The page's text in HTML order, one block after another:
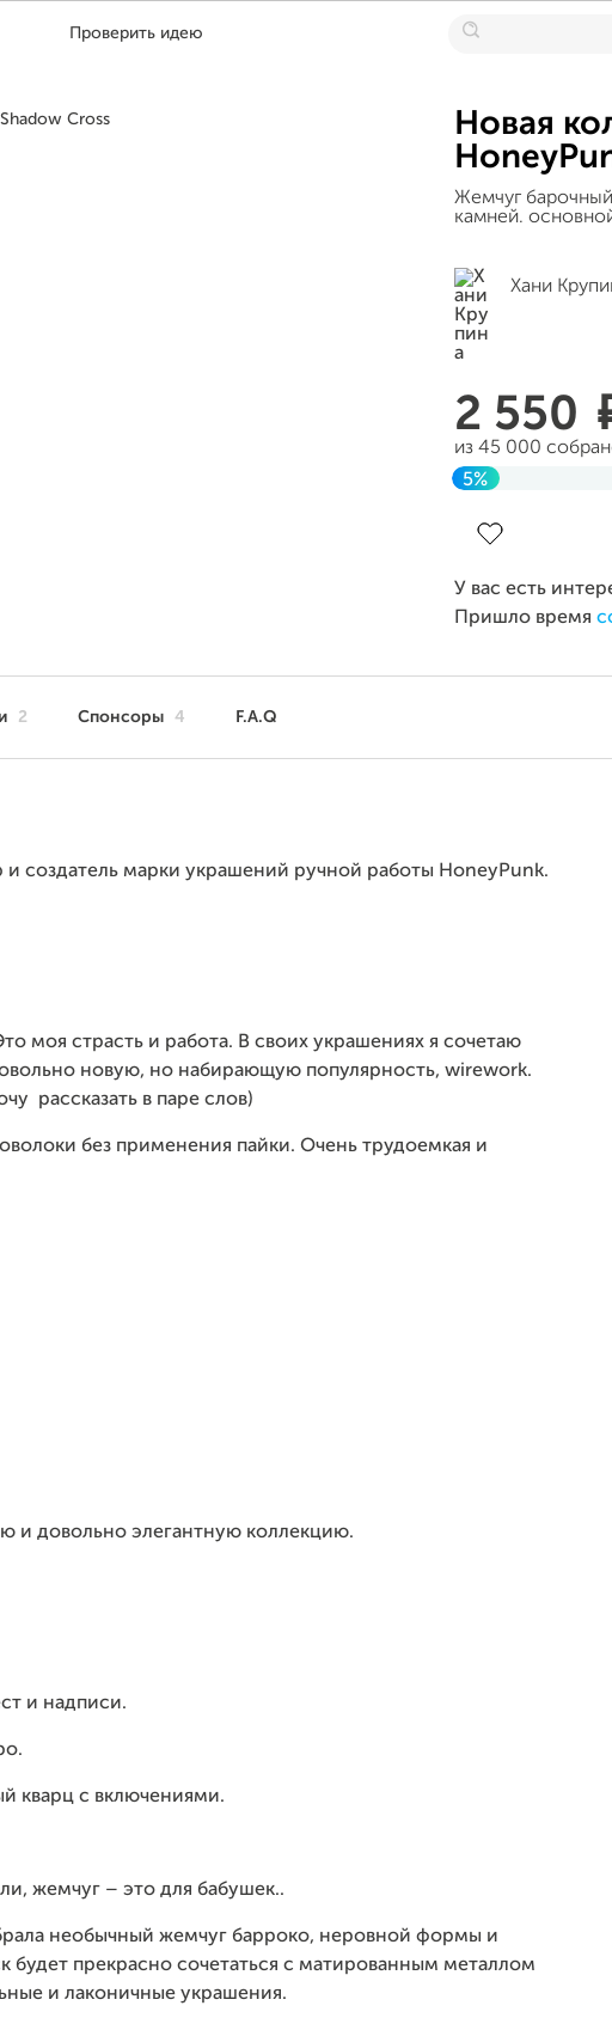
Проверить идею
Новая
Жемчуг
камней.
Хани
2 550
из 45 000
5%
У вас есть
Пришло время
2 Спонсоры 4 F.A.Q
создатель марки украшений ручной работы HoneyPunk.
моя страсть и работа. В своих украшениях я сочетаю
новую, но набирающую популярность, wirework.
рассказать в паре слов)
без применения пайки. Очень трудоемкая и
и довольно элегантную коллекцию.
и надписи.
кварц с включениями.
жемчуг – это для бабушек..
необычный жемчуг барроко, неровной формы и
будет прекрасно сочетаться с матированным металлом
и лаконичные украшения.